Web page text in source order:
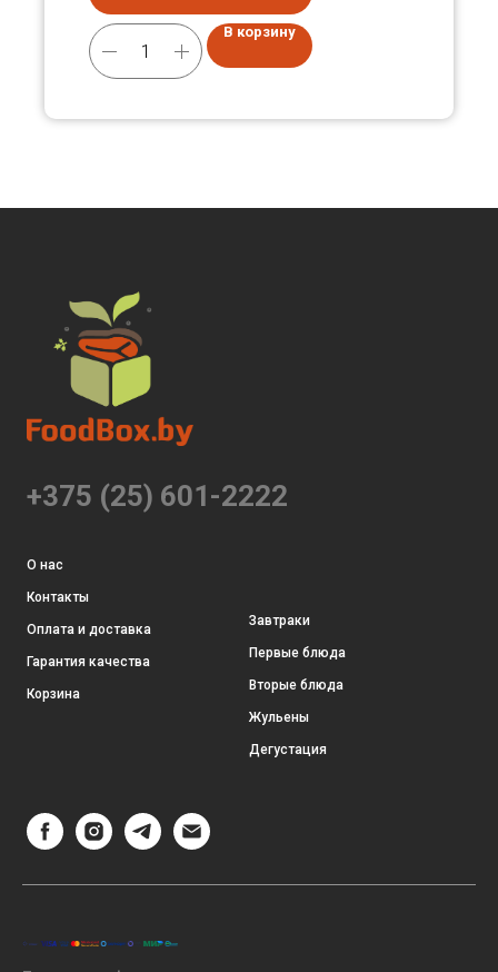
В корзину
+375 (25) 601-2222
О нас
Контакты
Оплата и доставка
Гарантия качества
Корзина
Завтраки
Первые блюда
Вторые блюда
Жульены
Дегустация